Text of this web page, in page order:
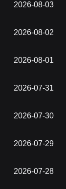
2026-08-03
2026-08-02
2026-08-01
2026-07-31
2026-07-30
2026-07-29
2026-07-28